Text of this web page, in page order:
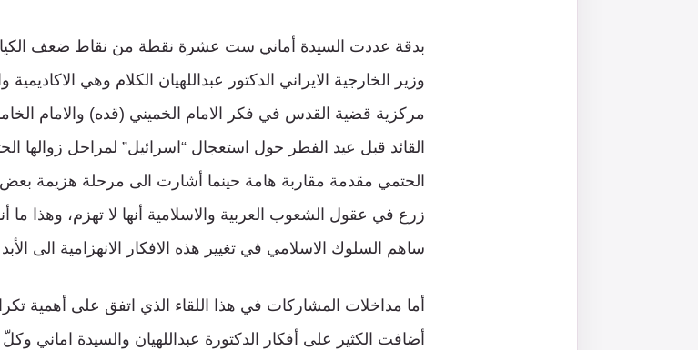
بدقة عددت السيدة أماني ست عشرة نقطة من نقاط ضعف
وزير الخارجية الايراني الدكتور عبداللهيان الكلام وهي
مركزية قضية القدس في فكر الامام الخميني (قده) والامام
القائد قبل عيد الفطر حول استعجال “اسرائيل” لمراحل زوالها
الحتمي مقدمة مقاربة هامة حينما أشارت الى مرحلة هزيمة بعض
زرع في عقول الشعوب العربية والاسلامية أنها لا تهزم، وهذا ما
ساهم السلوك الاسلامي في تغيير هذه الافكار الانهزامية الى
أما مداخلات المشاركات في هذا اللقاء الذي اتفق على أهمية
أضافت الكثير على أفكار الدكتورة عبداللهيان والسيدة اماني